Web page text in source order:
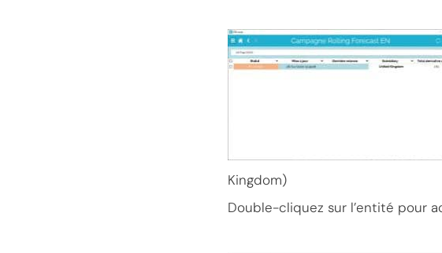
Kingdom)
Double-cliquez sur l’entité pour